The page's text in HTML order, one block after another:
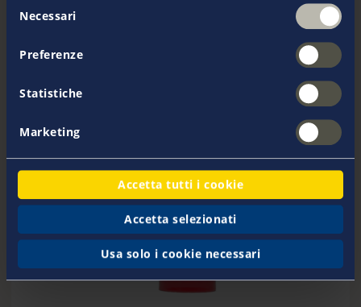
delNecessari
Preferenze
Statistiche
Marketing
Accetta tutti i cookie
Accetta selezionati
Usa solo i cookie necessari
incendi di origine elettrica.